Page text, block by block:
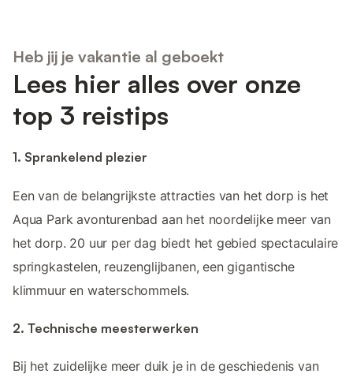
Heb jij je vakantie al geboekt
Lees hier alles over onze
top 3 reistips
1. Sprankelend plezier
Een van de belangrijkste attracties van het dorp is het
Aqua Park avonturenbad aan het noordelijke meer van
het dorp. 20 uur per dag biedt het gebied spectaculaire
springkastelen, reuzenglijbanen, een gigantische
klimmuur en waterschommels.
2. Technische meesterwerken
Bij het zuidelijke meer duik je in de geschiedenis van